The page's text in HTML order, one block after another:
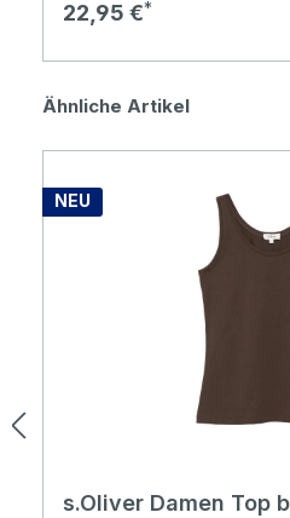
Regulärer Preis:
22,95 €
Produktgalerie
Ähnliche Artikel
NEU
s.Oliver Damen Top